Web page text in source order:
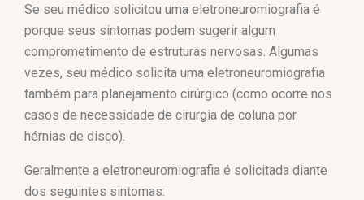
Se seu médico solicitou uma eletroneuromiografia é
porque seus sintomas podem sugerir algum
comprometimento de estruturas nervosas. Algumas
vezes, seu médico solicita uma eletroneuromiografia
também para planejamento cirúrgico (como ocorre nos
casos de necessidade de cirurgia de coluna por
hérnias de disco).
Geralmente a eletroneuromiografia é solicitada diante
dos seguintes sintomas: